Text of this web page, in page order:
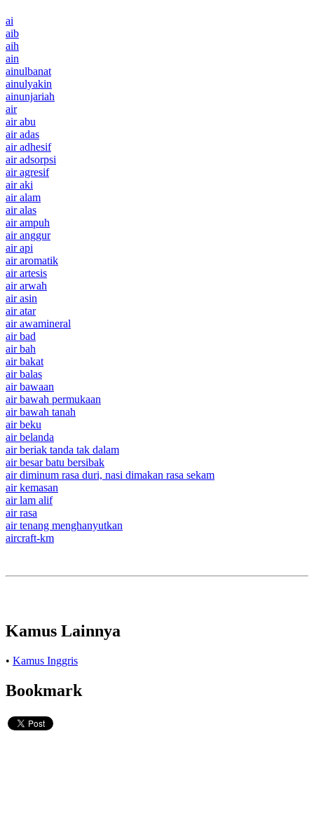
ai
aib
aih
ain
ainulbanat
ainulyakin
ainunjariah
air
air abu
air adas
air adhesif
air adsorpsi
air agresif
air aki
air alam
air alas
air ampuh
air anggur
air api
air aromatik
air artesis
air arwah
air asin
air atar
air awamineral
air bad
air bah
air bakat
air balas
air bawaan
air bawah permukaan
air bawah tanah
air beku
air belanda
air beriak tanda tak dalam
air besar batu bersibak
air diminum rasa duri, nasi dimakan rasa sekam
air kemasan
air lam alif
air rasa
air tenang menghanyutkan
aircraft-km
Kamus Lainnya
• Kamus Inggris
Bookmark